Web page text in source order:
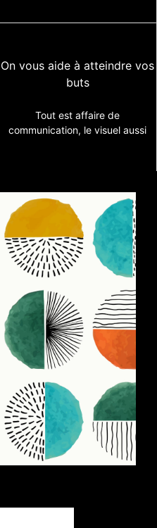
On vous aide à atteindre vos
buts
Tout est affaire de
communication, le visuel aussi